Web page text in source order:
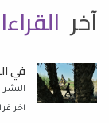
آخر
في
النشر :
اخر قراءة